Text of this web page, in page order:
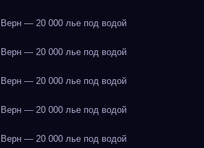
— 20 000 лье под водой
— 20 000 лье под водой
— 20 000 лье под водой
— 20 000 лье под водой
— 20 000 лье под водой